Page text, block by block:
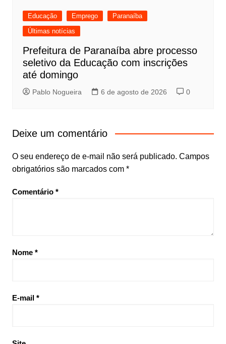
Educação Emprego
Paranaíba
Últimas notícias
Prefeitura de Paranaíba abre processo
seletivo da Educação com inscrições
até domingo
Pablo Nogueira 6 de agosto de 2026 0
Deixe um comentário
O seu endereço de e-mail não será publicado. Campos
obrigatórios são marcados com *
Comentário *
Nome *
E-mail *